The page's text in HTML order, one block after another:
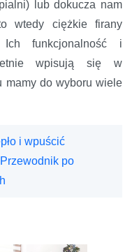
lub dokucza nam
wtedy ciężkie firany
Ich funkcjonalność i
wpisują się w
mamy do wyboru wiele
i wpuścić
po